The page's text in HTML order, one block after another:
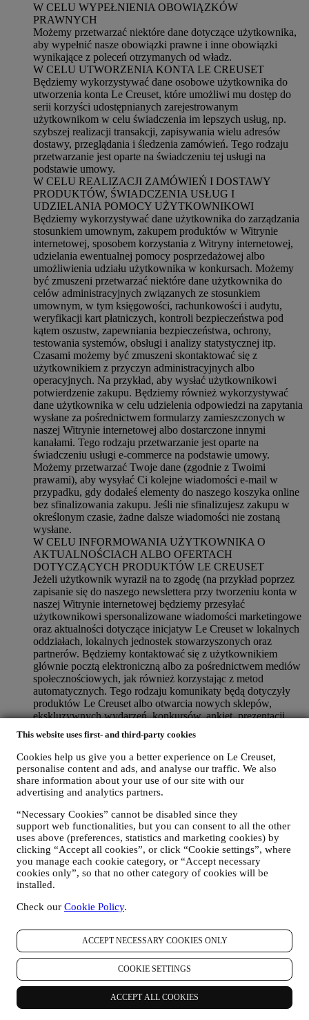
This website uses first- and third-party cookies
Cookies help us give you a better experience on Le Creuset,
personalise content and ads, and analyse our traffic. We also
share information about your use of our site with our
advertising and analytics partners.
“Necessary Cookies” cannot be disabled since they
support web functionalities, but you can consent to all the other
uses above (preferences, statistics and marketing cookies) by
clicking “Accept all cookies”, or click “Cookie settings”, where
you manage each cookie category, or “Accept necessary
cookies only”, so that no other category of cookies will be
installed.
Check our Cookie Policy.
ACCEPT NECESSARY COOKIES ONLY
COOKIE SETTINGS
ACCEPT ALL COOKIES
W CELU WYPEŁNIENIA OBOWIĄZKÓW
PRAWNYCH
Możemy przetwarzać niektóre dane dotyczące użytkownika,
aby wypełnić nasze obowiązki prawne i inne obowiązki
wynikające z poleceń otrzymanych od władz.
W CELU UTWORZENIA KONTA LE CREUSET
Będziemy wykorzystywać dane osobowe użytkownika do
utworzenia konta Le Creuset, które umożliwi mu dostęp do
serii korzyści udostępnianych zarejestrowanym
użytkownikom w celu świadczenia im lepszych usług, np.
szybszej realizacji transakcji, zapisywania wielu adresów
dostawy, przeglądania i śledzenia zamówień. Tego rodzaju
przetwarzanie jest oparte na świadczeniu tej usługi na
podstawie umowy.
W CELU REALIZACJI ZAMÓWIEŃ I DOSTAWY
PRODUKTÓW, ŚWIADCZENIA USŁUG I
UDZIELANIA POMOCY UŻYTKOWNIKOWI
Będziemy wykorzystywać dane użytkownika do zarządzania
stosunkiem umownym, zakupem produktów w Witrynie
internetowej, sposobem korzystania z Witryny internetowej,
udzielania ewentualnej pomocy posprzedażowej albo
umożliwienia udziału użytkownika w konkursach. Możemy
być zmuszeni przetwarzać niektóre dane użytkownika do
celów administracyjnych związanych ze stosunkiem
umownym, w tym księgowości, rachunkowości i audytu,
weryfikacji kart płatniczych, kontroli bezpieczeństwa pod
kątem oszustw, zapewniania bezpieczeństwa, ochrony,
testowania systemów, obsługi i analizy statystycznej itp.
Czasami możemy być zmuszeni skontaktować się z
użytkownikiem z przyczyn administracyjnych albo
operacyjnych. Na przykład, aby wysłać użytkownikowi
potwierdzenie zakupu. Będziemy również wykorzystywać
dane użytkownika w celu udzielenia odpowiedzi na zapytania
wysłane za pośrednictwem formularzy zamieszczonych w
naszej Witrynie internetowej albo dostarczone innymi
kanałami. Tego rodzaju przetwarzanie jest oparte na
świadczeniu usługi e-commerce na podstawie umowy.
Możemy przetwarzać Twoje dane (zgodnie z Twoimi
prawami), aby wysyłać Ci kolejne wiadomości e-mail w
przypadku, gdy dodałeś elementy do naszego koszyka online
bez sfinalizowania zakupu. Jeśli nie sfinalizujesz zakupu w
określonym czasie, żadne dalsze wiadomości nie zostaną
wysłane.
W CELU INFORMOWANIA UŻYTKOWNIKA O
AKTUALNOŚCIACH ALBO OFERTACH
DOTYCZĄCYCH PRODUKTÓW LE CREUSET
Jeżeli użytkownik wyraził na to zgodę (na przykład poprzez
zapisanie się do naszego newslettera przy tworzeniu konta w
naszej Witrynie internetowej będziemy przesyłać
użytkownikowi spersonalizowane wiadomości marketingowe
oraz aktualności dotyczące inicjatyw Le Creuset w lokalnych
oddziałach, lokalnych jednostek stowarzyszonych oraz
partnerów. Będziemy kontaktować się z użytkownikiem
głównie pocztą elektroniczną albo za pośrednictwem mediów
społecznościowych, jak również korzystając z metod
automatycznych. Tego rodzaju komunikaty będą dotyczyły
produktów Le Creuset albo otwarcia nowych sklepów,
ekskluzywnych wydarzeń, konkursów, ankiet, prezentacji
może być zainteresowany, albo ofert specjalnych, które mogą
się mu spodobać, również na podstawie pewnych informacji
szczegółowych, które posiadamy o użytkowniku, takich jak
lokalizacja albo historia zakupów. Będziemy przetwarzać
dane użytkownika, aby lepiej zrozumieć jego
wiadomości kierowanych do użytkownika tak, aby były
bardziej adekwatne i interesujące. Nie przewiduje się żadnych
innych skutków. Gromadzimy również dane statystyczne
dotyczące otwierania wiadomości e-mail i kliknięć,
korzystając ze stosowanych w branży standardowych
technologii (w tym technologię Piksela Śledzącego)
ułatwiających monitorowanie naszego newslettera Tego
rodzaju przetwarzanie odbywa się na podstawie zgody
użytkownika. Z opcji wyrażenia zgody można skorzystać w
sytuacjach, gdy dane osobowe są gromadzone, poprzez
zaznaczenie odpowiedniego pola albo jeżeli użytkownik
posiada konto Le Creuset za pośrednictwem zakładki Moje
konto w Witrynie internetowej. Rezygnacja: Użytkownik
może również w dowolnym momencie bezpłatnie zaprzestać
otrzymywania naszych aktualizacji, klikając przycisk
rezygnacji z subskrypcji znajdujący się na końcu każdego